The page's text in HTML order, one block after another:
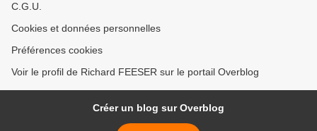
C.G.U.
Cookies et données personnelles
Préférences cookies
Voir le profil de Richard FEESER sur le portail Overblog
Créer un blog sur Overblog